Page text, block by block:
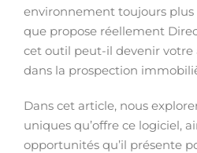
environnement toujours plus
que propose réellement
cet outil peut-il devenir
dans la prospection
Dans cet article, nous
uniques qu’offre ce logiciel,
opportunités qu’il présente